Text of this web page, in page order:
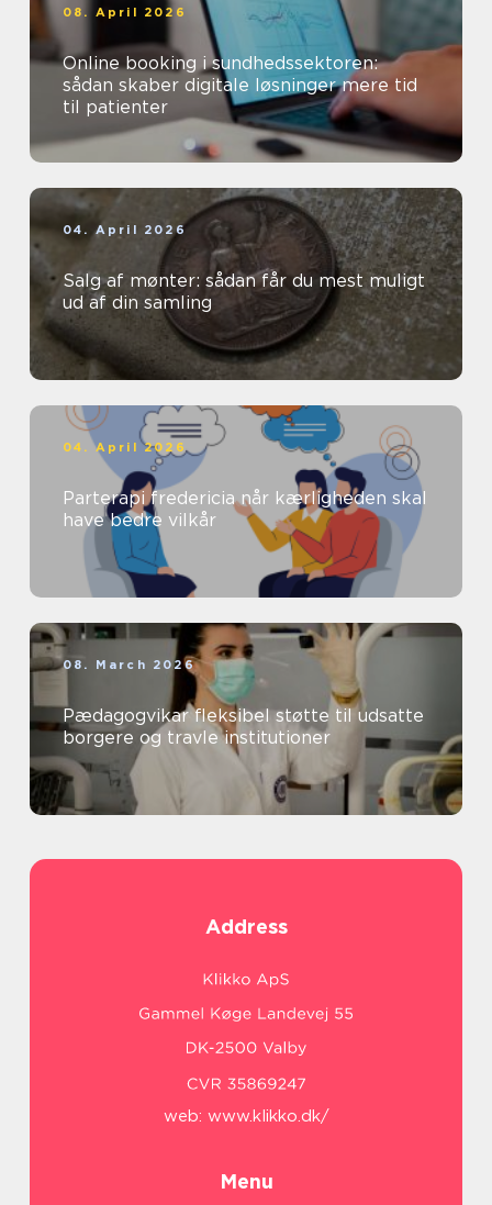
08. April 2026
Online booking i sundhedssektoren:
sådan skaber digitale løsninger mere tid
til patienter
04. April 2026
Salg af mønter: sådan får du mest muligt
ud af din samling
04. April 2026
Parterapi fredericia når kærligheden skal
have bedre vilkår
08. March 2026
Pædagogvikar fleksibel støtte til udsatte
borgere og travle institutioner
Address
web: www.klikko.dk/
Menu